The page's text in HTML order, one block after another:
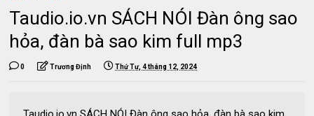
Taudio.io.vn SÁCH NÓI Đàn ông sao
hỏa, đàn bà sao kim full mp3
0 Trương Định Thứ Tư, 4 tháng 12, 2024